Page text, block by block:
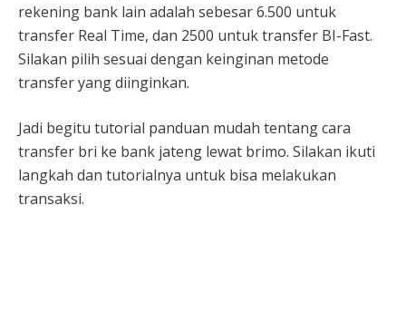
rekening bank lain adalah sebesar 6.500 untuk
transfer Real Time, dan 2500 untuk transfer BI-Fast.
Silakan pilih sesuai dengan keinginan metode
transfer yang diinginkan.
Jadi begitu tutorial panduan mudah tentang cara
transfer bri ke bank jateng lewat brimo. Silakan ikuti
langkah dan tutorialnya untuk bisa melakukan
transaksi.